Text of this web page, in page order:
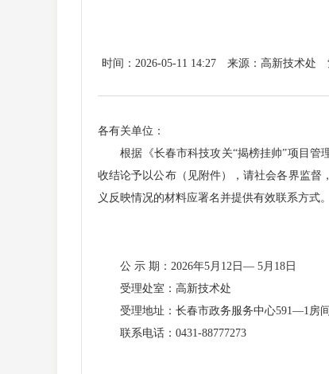
时间：2026-05-11 14:27 来源：高新技术处
各有关单位：
根据《长春市科技攻关“揭榜挂帅”项目管理
收结论予以公布（见附件），请社会各界监督
义反映情况的材料应署名并提供有效联系方式。
公 示 期：2026年5月12日— 5月18日
受理处室：高新技术处
受理地址：长春市政务服务中心591—1房间
联系电话：0431-88777273